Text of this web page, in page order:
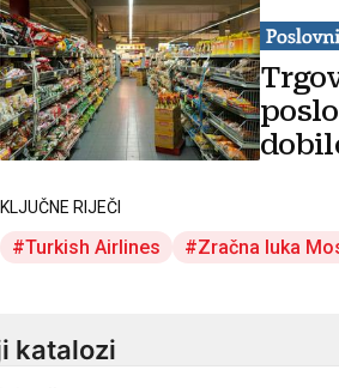
KLJUČNE RIJEČI
Turkish Airlines Zračna luka